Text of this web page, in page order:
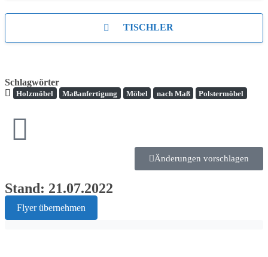
TISCHLER
Schlagwörter
Holzmöbel Maßanfertigung Möbel nach Maß Polstermöbel
Änderungen vorschlagen
Stand: 21.07.2022
Flyer übernehmen